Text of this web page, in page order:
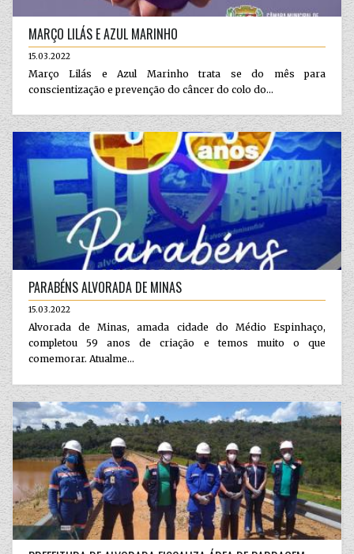
MARÇO LILÁS E AZUL MARINHO
15.03.2022
Março Lilás e Azul Marinho trata se do mês para
conscientização e prevenção do câncer do colo do...
PARABÉNS ALVORADA DE MINAS
15.03.2022
Alvorada de Minas, amada cidade do Médio Espinhaço,
completou 59 anos de criação e temos muito o que
comemorar. Atualme...